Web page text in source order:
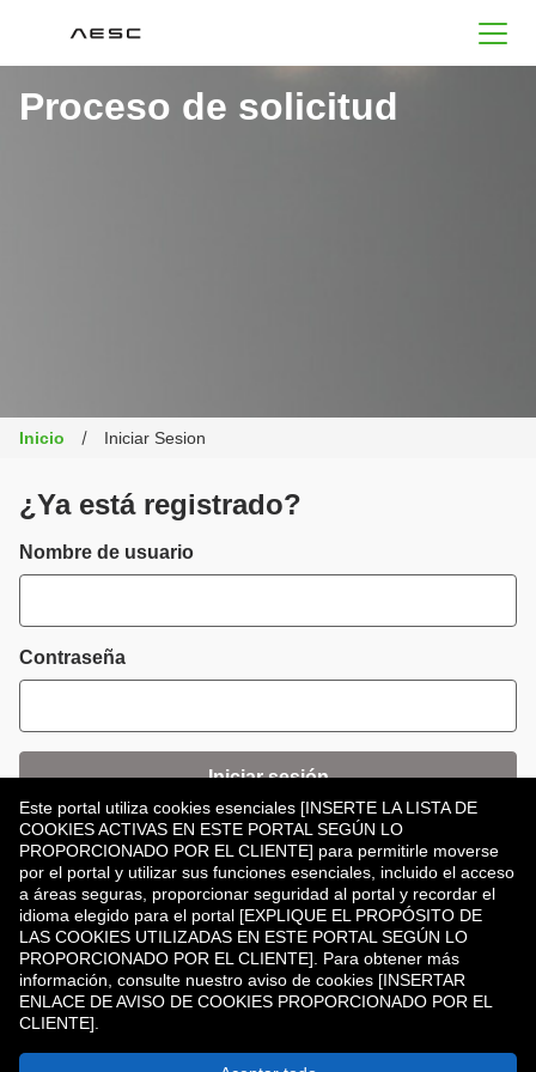
Este portal utiliza cookies esenciales [INSERTE LA LISTA DE
COOKIES ACTIVAS EN ESTE PORTAL SEGÚN LO
PROPORCIONADO POR EL CLIENTE] para permitirle moverse
por el portal y utilizar sus funciones esenciales, incluido el acceso
a áreas seguras, proporcionar seguridad al portal y recordar el
idioma elegido para el portal [EXPLIQUE EL PROPÓSITO DE
LAS COOKIES UTILIZADAS EN ESTE PORTAL SEGÚN LO
PROPORCIONADO POR EL CLIENTE]. Para obtener más
información, consulte nuestro aviso de cookies [INSERTAR
ENLACE DE AVISO DE COOKIES PROPORCIONADO POR EL
CLIENTE].
AESC
Proceso de solicitud
Inicio Iniciar Sesion
¿Ya está registrado?
Inicio de sesión
Nombre de usuario
Contraseña
Iniciar sesión
¿Has olvidado tu contraseña?
¿No tiene una cuenta?Registrar